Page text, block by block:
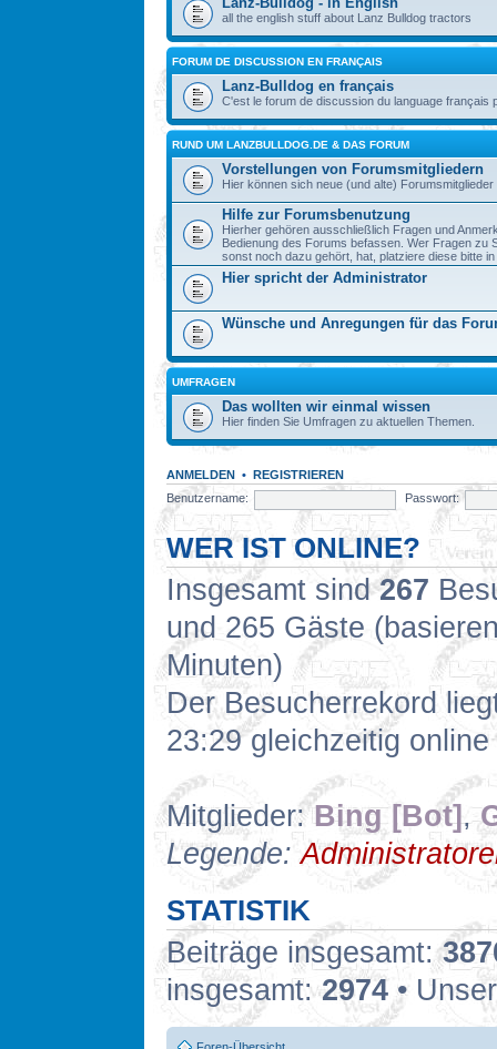
all the english stuff about Lanz Bulldog tractors
FORUM DE DISCUSSION EN FRANÇAIS
Lanz-Bulldog en français
C'est le forum de discussion du language français
RUND UM LANZBULLDOG.DE & DAS FORUM
Vorstellungen von Forumsmitgliedern
Hier können sich neue (und alte)
Hilfe zur Forumsbenutzung
Hierher gehören ausschließlich Fragen und
Bedienung des Forums befassen. Wer Fragen zu
sonst noch dazu gehört, hat, platziere diese bitte
Hier spricht der Administrator
Wünsche und Anregungen für das
UMFRAGEN
Das wollten wir einmal wissen
Hier finden Sie Umfragen zu aktuellen Themen.
ANMELDEN • REGISTRIEREN
Benutzername:
Passwort:
WER IST ONLINE?
Insgesamt sind267
und 265 Gäste
Minuten)
Der Besucherrekord
23:29 gleichzeitig
Mitglieder:Bing [Bot],
Legende:
STATISTIK
Beiträge insgesamt:
insgesamt:2974 •